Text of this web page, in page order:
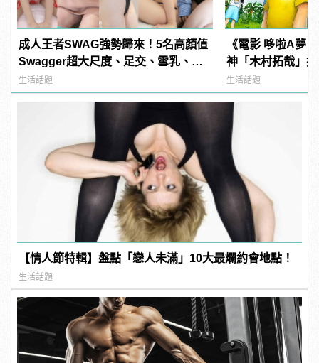
成人王者SWAG強勢歸來！5名高顏值
Swagger超大尺度、足交、雪乳、粉
紅海鮮通通有，親自教你人與人的連
結！ | manfashion這樣變型男
生活話題
《電影 哆啦A夢
神「木村拓哉」
直美」共同獻聲！
生活話題
【情人節特輯】盤點「戀人未滿」10大最爛約會地點！
生活話題